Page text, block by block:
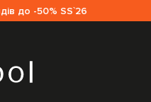
до -50% SS`26